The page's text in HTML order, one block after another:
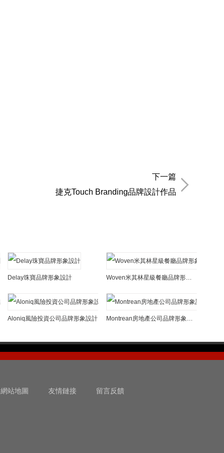
下一篇
捷克Touch Branding品牌設計作品
Delay珠寶品牌形象設計 Woven米其林星級餐廳品牌形象設計
Aloniq風險投資公司品牌形象設計 Montrean房地產公司品牌形象設計
網站地圖 友情鏈接 留言反饋